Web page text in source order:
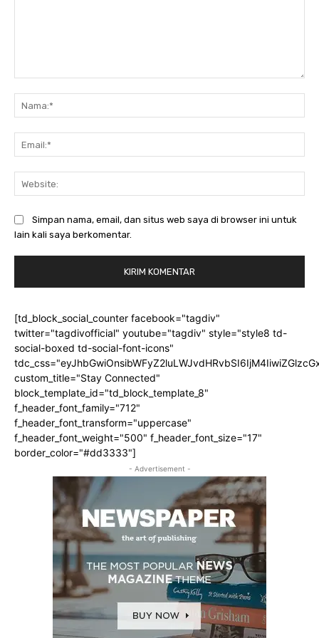
Simpan nama, email, dan situs web saya di browser ini untuk
lain kali saya berkomentar.
[td_block_social_counter facebook="tagdiv"
twitter="tagdivofficial" youtube="tagdiv" style="style8 td-
social-boxed td-social-font-icons"
custom_title="Stay Connected"
block_template_id="td_block_template_8"
f_header_font_family="712"
f_header_font_transform="uppercase"
f_header_font_weight="500" f_header_font_size="17"
border_color="#dd3333"]
- Advertisement -